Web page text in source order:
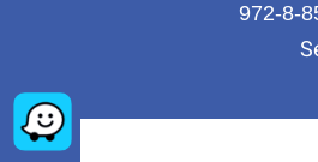
972-8-